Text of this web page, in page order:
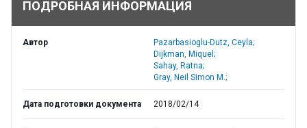
ПОДРОБНАЯ ИНФОРМАЦИЯ
Автор
Pazarbasioglu-Dutz, Ceyla;
Dijkman, Miquel;
Sahay, Ratna;
Gray, Neil Simon M.;
Дата подготовки документа 2018/02/14